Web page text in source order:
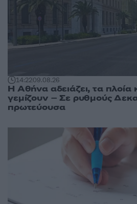
14:2209.08.26
Η Αθήνα αδειάζει, τα πλοία
γεμίζουν – Σε ρυθμούς
πρωτεύουσα